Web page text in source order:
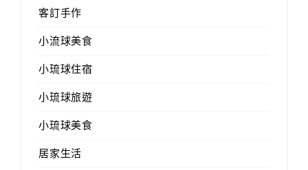
客訂手作
小流球美食
小琉球住宿
小琉球旅遊
小琉球美食
居家生活